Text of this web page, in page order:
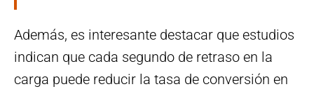
Además, es interesante destacar que estudios
indican que cada segundo de retraso en la
carga puede reducir la tasa de conversión en